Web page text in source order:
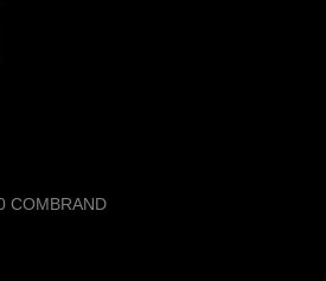
COMBRAND